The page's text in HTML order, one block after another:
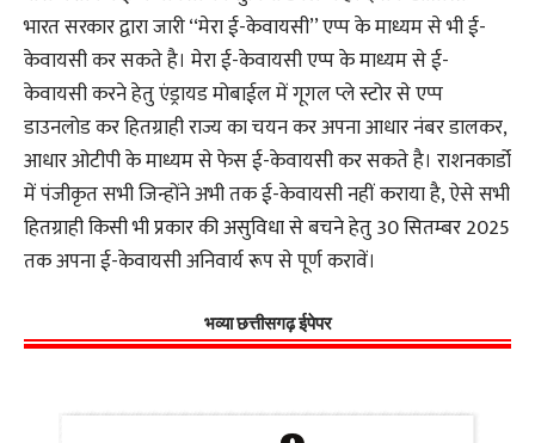
भारत सरकार द्वारा जारी ‘‘मेरा ई-केवायसी’’ एप्प के माध्यम से भी ई-
केवायसी कर सकते है। मेरा ई-केवायसी एप्प के माध्यम से ई-
केवायसी करने हेतु एंड्रायड मोबाईल में गूगल प्ले स्टोर से एप्प
डाउनलोड कर हितग्राही राज्य का चयन कर अपना आधार नंबर डालकर,
आधार ओटीपी के माध्यम से फेस ई-केवायसी कर सकते है। राशनकार्डो
में पंजीकृत सभी जिन्होंने अभी तक ई-केवायसी नहीं कराया है, ऐसे सभी
हितग्राही किसी भी प्रकार की असुविधा से बचने हेतु 30 सितम्बर 2025
तक अपना ई-केवायसी अनिवार्य रूप से पूर्ण करावें।
भव्या छत्तीसगढ़ ईपेपर